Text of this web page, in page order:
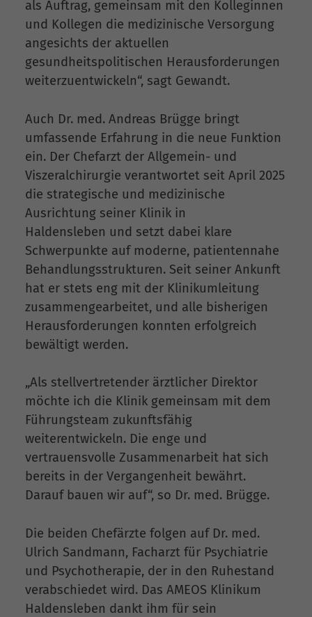
als Auftrag, gemeinsam mit den Kolleginnen
und Kollegen die medizinische Versorgung
angesichts der aktuellen
gesundheitspolitischen Herausforderungen
weiterzuentwickeln“, sagt Gewandt.
Auch Dr. med. Andreas Brügge bringt
umfassende Erfahrung in die neue Funktion
ein. Der Chefarzt der Allgemein- und
Viszeralchirurgie verantwortet seit April 2025
die strategische und medizinische
Ausrichtung seiner Klinik in
Haldensleben und setzt dabei klare
Schwerpunkte auf moderne, patientennahe
Behandlungsstrukturen. Seit seiner Ankunft
hat er stets eng mit der Klinikumleitung
zusammengearbeitet, und alle bisherigen
Herausforderungen konnten erfolgreich
bewältigt werden.
„Als stellvertretender ärztlicher Direktor
möchte ich die Klinik gemeinsam mit dem
Führungsteam zukunftsfähig
weiterentwickeln. Die enge und
vertrauensvolle Zusammenarbeit hat sich
bereits in der Vergangenheit bewährt.
Darauf bauen wir auf“, so Dr. med. Brügge.
Die beiden Chefärzte folgen auf Dr. med.
Ulrich Sandmann, Facharzt für Psychiatrie
und Psychotherapie, der in den Ruhestand
verabschiedet wird. Das AMEOS Klinikum
Haldensleben dankt ihm für sein